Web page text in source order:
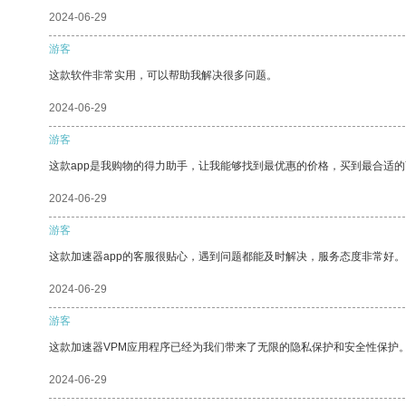
2024-06-29
游客
这款软件非常实用，可以帮助我解决很多问题。
2024-06-29
游客
这款app是我购物的得力助手，让我能够找到最优惠的价格，买到最合适的
2024-06-29
游客
这款加速器app的客服很贴心，遇到问题都能及时解决，服务态度非常好。
2024-06-29
游客
这款加速器VPM应用程序已经为我们带来了无限的隐私保护和安全性保护。
2024-06-29